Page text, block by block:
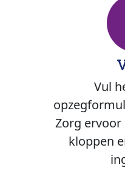
Vul
Zorg ervoor
kloppen